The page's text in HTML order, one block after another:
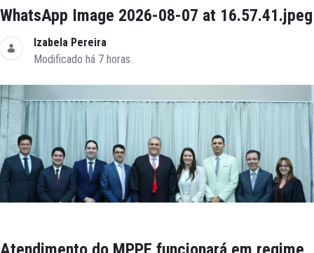
WhatsApp Image 2026-08-07 at 16.57.41.jpeg
Izabela Pereira
Modificado há 7 horas.